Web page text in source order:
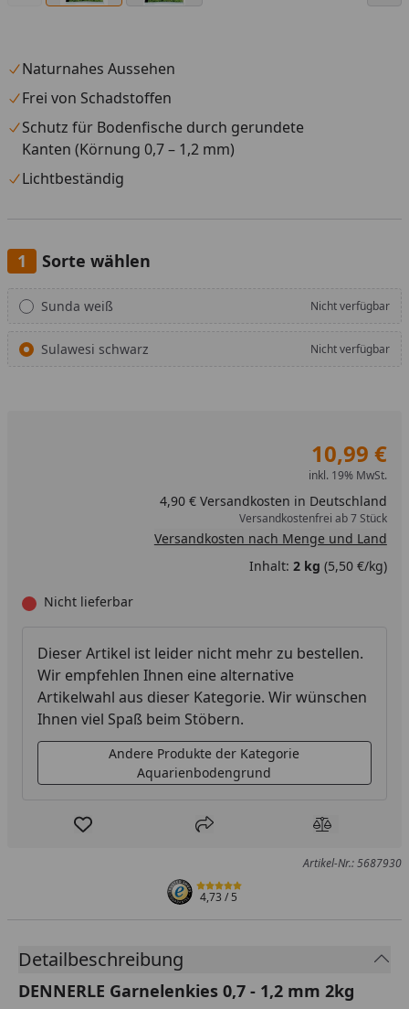
Naturnahes Aussehen
Frei von Schadstoffen
Schutz für Bodenfische durch gerundete
Kanten (Körnung 0,7 – 1,2 mm)
Lichtbeständig
Sorte wählen
Alle anzeigen (2)
Sunda weiß Nicht verfügbar
Sulawesi schwarz Nicht verfügbar
10,99 €
inkl. 19% MwSt.
4,90 € Versandkosten in Deutschland
Versandkostenfrei ab 7 Stück
Versandkosten nach Menge und Land
Inhalt: 2 kg (5,50 €/kg)
Nicht lieferbar
Dieser Artikel ist leider nicht mehr zu bestellen.
Wir empfehlen Ihnen eine alternative
Artikelwahl aus dieser Kategorie. Wir wünschen
Ihnen viel Spaß beim Stöbern.
Andere Produkte der Kategorie
Aquarienbodengrund
Produkt zur Wunschliste hinzufügen
Teilen Produkt
Artikel-Nr.: 5687930
4,73/ 5
Detailbeschreibung
DENNERLE Garnelenkies 0,7 - 1,2 mm 2kg